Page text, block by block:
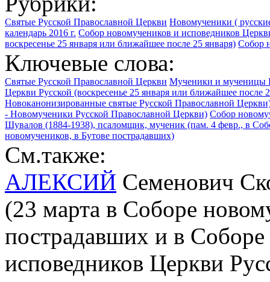
Святые Русской Православной Церкви Новомученики (
календарь 2016 г. Собор новомучеников и исповедников
воскресенье 25 января или ближайшее после 25 января) Собор
Ключевые слова:
Святые Русской Православной Церкви Мученики и мученицы
Церкви Русской (воскресенье 25 января или ближайшее после
Новоканонизированные святые Русской Православной
- Новомученики Русской Православной Церкви) Собор
Шувалов (1884-1938), псаломщик, мученик (пам. 4 февр., в
новомучеников, в Бутове пострадавших)
См.также:
АЛЕКСИЙ Семенович
(23 марта в Соборе
пострадавших и в
исповедников Церкви